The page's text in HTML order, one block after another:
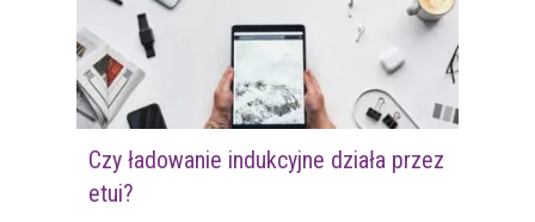
Czy ładowanie indukcyjne działa przez
etui?